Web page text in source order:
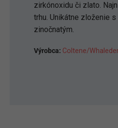
zirkónoxidu či zlato.
trhu. Unikátne zloženie
zinočnatým.
Výrobca: Coltene/